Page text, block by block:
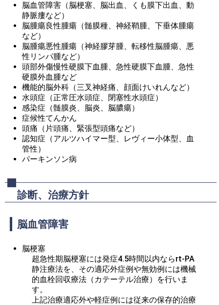
脳血管障害（脳梗塞、脳出血、くも膜下出血、動
静脈瘻など）
脳腫瘍良性腫瘍（髄膜種、神経鞘腫、下垂体腫瘍
など）
脳腫瘍悪性腫瘍（神経膠芽腫、転移性脳腫瘍、悪
性リンパ腫など）
頭部外傷慢性硬膜下血腫、急性硬膜下血腫、急性
硬膜外血腫など
機能的脳外科（三叉神経痛、顔面けいれんなど）
水頭症（正常圧水頭症、閉塞性水頭症）
感染症（髄膜炎、脳炎、脳膿瘍）
症候性てんかん
頭痛（片頭痛、緊張型頭痛など）
認知症（アルツハイマー型、レヴィー小体型、血
管性）
パーキンソン病
診断、治療方針
脳血管障害
脳梗塞
超急性期脳梗塞には発症4.5時間以内ならrt-PA
静注療法を、その適応外症例や無効例には機械
的血栓回収療法（カテーテル治療）を行いま
す。
上記治療適応外や軽症例には従来の保存的治療